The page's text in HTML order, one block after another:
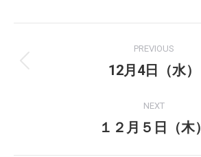
navigation
PREVIOUS
Previous
12月4日（水）
NEXT
Next
１２月５日（木）